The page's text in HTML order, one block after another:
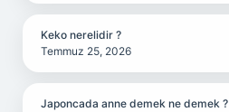
Keko nerelidir ?
Temmuz 25, 2026
Japoncada anne demek ne demek ?